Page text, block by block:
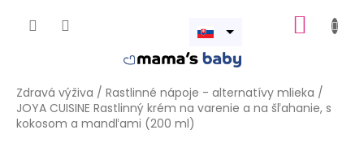
Otvoriť
Zdravá výživa / Rastlinné nápoje - alternatívy mlieka /
JOYA CUISINE Rastlinný krém na varenie a na šľahanie, s
kokosom a mandľami (200 ml)